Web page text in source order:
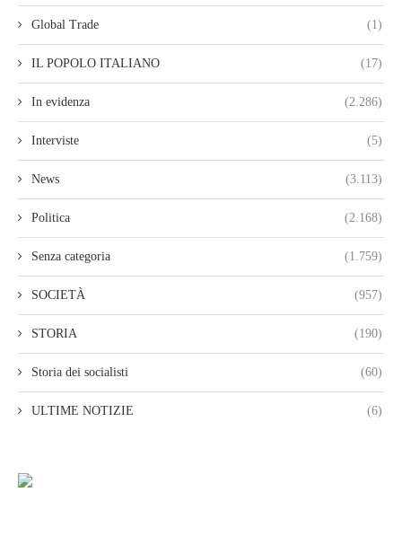
Global Trade (1)
IL POPOLO ITALIANO (17)
In evidenza (2.286)
Interviste (5)
News (3.113)
Politica (2.168)
Senza categoria (1.759)
SOCIETÀ (957)
STORIA (190)
Storia dei socialisti (60)
ULTIME NOTIZIE (6)